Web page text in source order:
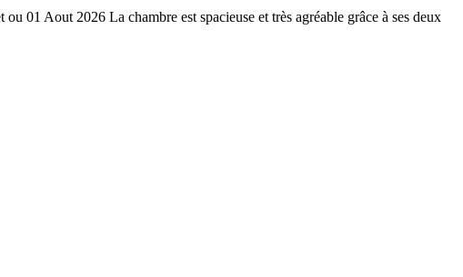
01 Aout 2026 La chambre est spacieuse et très agréable grâce à ses deux